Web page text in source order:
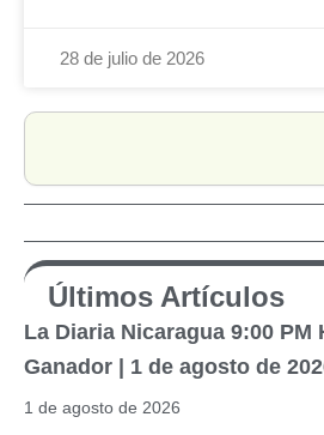
28 de julio de 2026
Search
Últimos Artículos
La Diaria Nicaragua 9:00
Ganador | 1 de agosto de
1 de agosto de 2026